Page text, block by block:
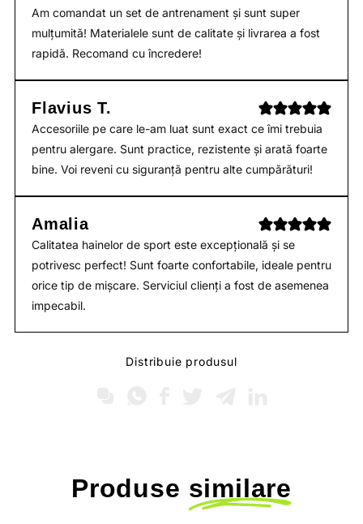
Am comandat un set de antrenament și sunt super
mulțumită! Materialele sunt de calitate și livrarea a fost
rapidă. Recomand cu încredere!
Flavius T.
Accesoriile pe care le-am luat sunt exact ce îmi trebuia
pentru alergare. Sunt practice, rezistente și arată foarte
bine. Voi reveni cu siguranță pentru alte cumpărături!
Amalia
Calitatea hainelor de sport este excepțională și se
potrivesc perfect! Sunt foarte confortabile, ideale pentru
orice tip de mișcare. Serviciul clienți a fost de asemenea
impecabil.
Distribuie produsul
Produse similare